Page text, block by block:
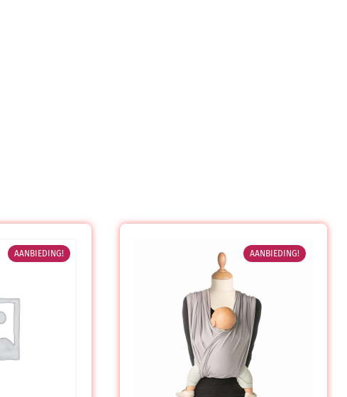
AANBIEDING! AANBIEDING!